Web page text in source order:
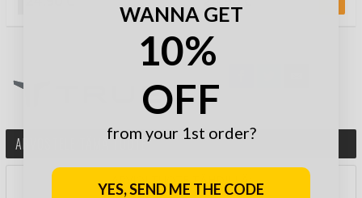
ARVOSTELE TÄMÄ TUOTE
WANNA GET
10%
OFF
from your 1st order?
YES, SEND ME THE CODE